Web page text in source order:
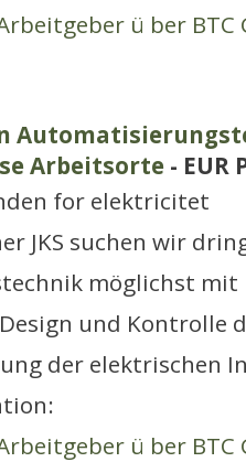
ü ber BTC
Arbeitsorte - EUR
for elektricitet
JKS suchen wir
möglichst
und Kontrolle
der elektrischen
ü ber BTC